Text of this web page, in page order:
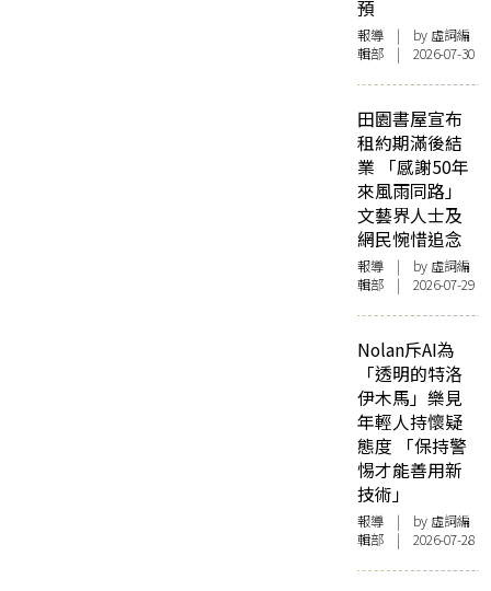
預
報導 | by 虛詞編
輯部 | 2026-07-30
田園書屋宣布
租約期滿後結
業 「感謝50年
來風雨同路」
文藝界人士及
網民惋惜追念
報導 | by 虛詞編
輯部 | 2026-07-29
Nolan斥AI為
「透明的特洛
伊木馬」樂見
年輕人持懷疑
態度 「保持警
惕才能善用新
技術」
報導 | by 虛詞編
輯部 | 2026-07-28